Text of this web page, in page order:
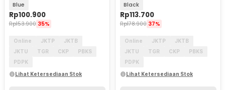
Blue
Rp100.900
Rp153.900 35%
Online JKTP
JKTB
JKTU
TGR CKP
PBKS
PDPK
Lihat Ketersediaan Stok
Black
Rp113.700
Rp178.900 37%
Online JKTP
JKTB
JKTU
TGR CKP
PBKS
PDPK
Lihat Ketersediaan Stok